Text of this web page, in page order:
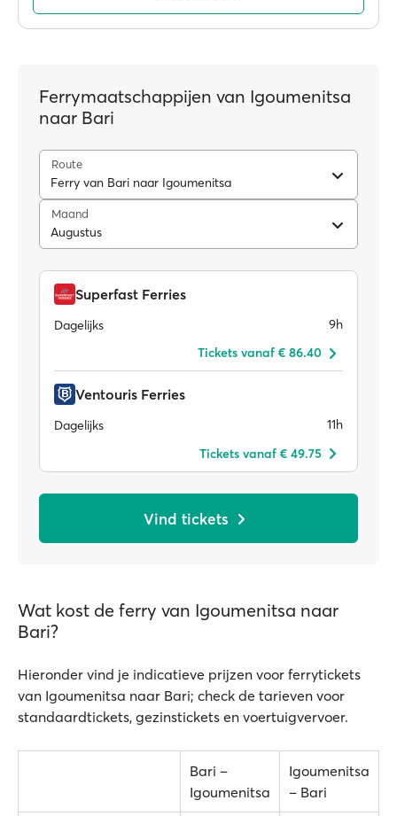
Ferrymaatschappijen van Igoumenitsa
naar Bari
Route
Ferry van Bari naar Igoumenitsa
Maand
Augustus
Superfast Ferries
Dagelijks
9h
Tickets vanaf € 86.40
Ventouris Ferries
Dagelijks
11h
Tickets vanaf € 49.75
Vind tickets
Wat kost de ferry van Igoumenitsa naar
Bari?
Hieronder vind je indicatieve prijzen voor ferrytickets
van Igoumenitsa naar Bari; check de tarieven voor
standaardtickets, gezinstickets en voertuigvervoer.
Bari –
Igoumenitsa
Igoumenitsa
– Bari